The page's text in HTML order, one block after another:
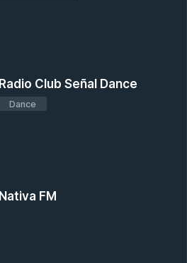
Radio Club Señal Dance
Dance
Nativa FM